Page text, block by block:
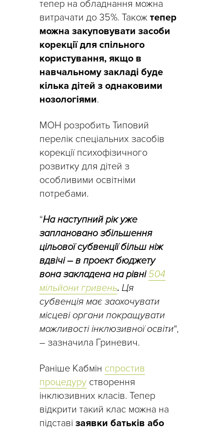
тепер на обладнання можна
витрачати до 35%. Також тепер
можна закуповувати засоби
корекції для спільного
користування, якщо в
навчальному закладі буде
кілька дітей з однаковими
нозологіями.
МОН розробить Типовий
перелік спеціальних засобів
корекції психофізичного
розвитку для дітей з
особливими освітніми
потребами.
“На наступний рік уже
заплановано збільшення
цільової субвенції більш ніж
вдвічі – в проект бюджету
вона закладена на рівні504
мільйони гривень. Ця
субвенція має заохочувати
місцеві органи покращувати
можливості інклюзивної освіти“,
– зазначила Гриневич.
Раніше Кабмін спростив
процедуру створення
інклюзивних класів. Тепер
відкрити такий клас можна на
підставі заявки батьків або